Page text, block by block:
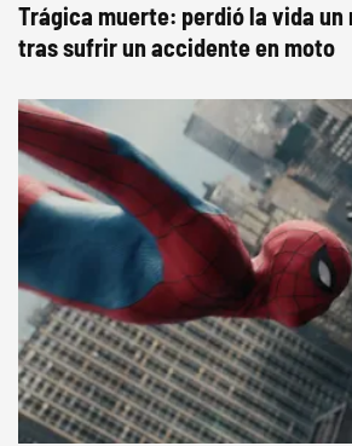
Trágica muerte: perdió la vida
tras sufrir un accidente en moto